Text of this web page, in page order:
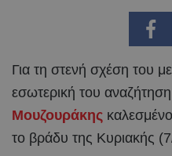
Για τη στενή σχέση του
εσωτερική του
Μουζουράκης
το βράδυ της Κυριακής